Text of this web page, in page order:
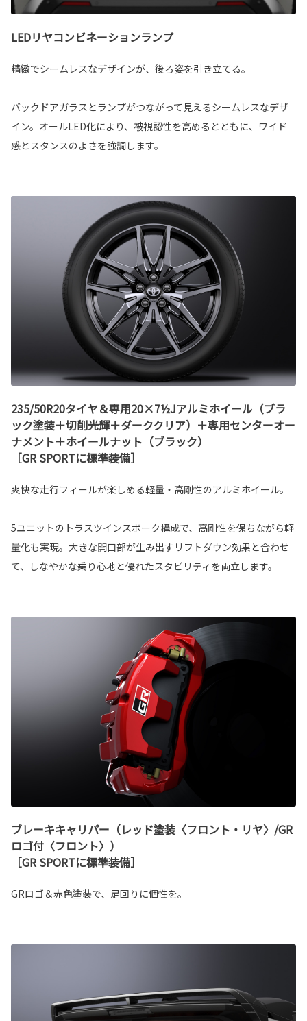
LEDリヤコンビネーションランプ
精緻でシームレスなデザインが、後ろ姿を引き立てる。
バックドアガラスとランプがつながって見えるシームレスなデザ
イン。オールLED化により、被視認性を高めるとともに、ワイド
感とスタンスのよさを強調します。
235/50R20タイヤ＆専用20×7½Jアルミホイール（ブラ
ック塗装＋切削光輝＋ダーククリア）＋専用センターオー
ナメント＋ホイールナット（ブラック）
［GR SPORTに標準装備］
爽快な走行フィールが楽しめる軽量・高剛性のアルミホイール。
5ユニットのトラスツインスポーク構成で、高剛性を保ちながら軽
量化も実現。大きな開口部が生み出すリフトダウン効果と合わせ
て、しなやかな乗り心地と優れたスタビリティを両立します。
ブレーキキャリパー（レッド塗装〈フロント・リヤ〉/GR
ロゴ付〈フロント〉）
［GR SPORTに標準装備］
GRロゴ＆赤色塗装で、足回りに個性を。